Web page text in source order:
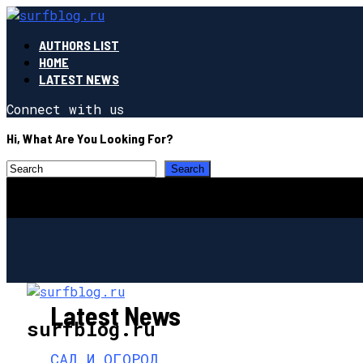
AUTHORS LIST
HOME
LATEST NEWS
Connect with us
Hi, What Are You Looking For?
surfblog.ru
Latest News
САД И ОГОРОД